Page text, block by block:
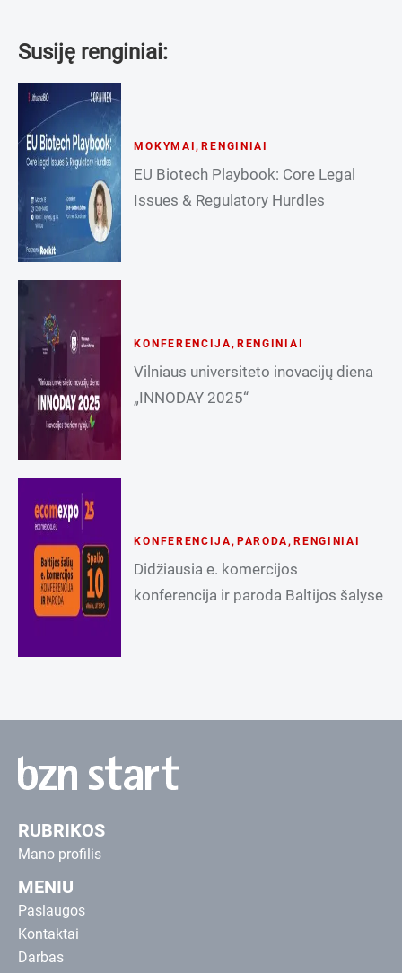
Susiję renginiai:
MOKYMAI ,RENGINIAI
EU Biotech Playbook: Core Legal
Issues & Regulatory Hurdles
KONFERENCIJA , RENGINIAI
Vilniaus universiteto inovacijų diena
„INNODAY 2025“
KONFERENCIJA , PARODA ,RENGINIAI
Didžiausia e. komercijos
konferencija ir paroda Baltijos šalyse
RUBRIKOS
Mano profilis
MENIU
Paslaugos
Kontaktai
Darbas